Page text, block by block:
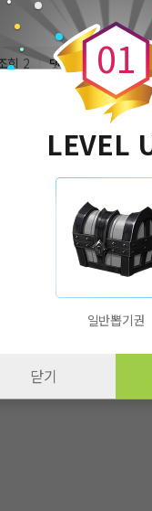
회 2 댓글 0 0
0
1
LEVEL
일반뽑기권
닫기